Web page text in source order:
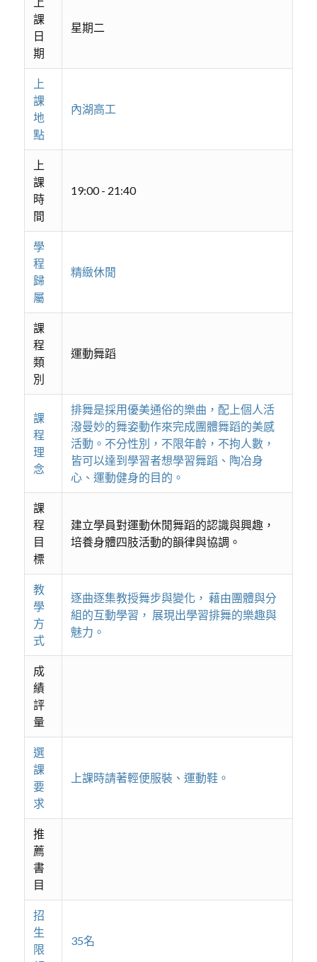
課
日
期
星期二
上
課
地
點
內湖高工
上
課
時
間
19:00 - 21:40
學
程
歸
屬
精緻休閒
課
程
類
別
運動舞蹈
課
程
理
念
排舞是採用優美通俗的樂曲，配上個人活
潑曼妙的舞姿動作來完成團體舞蹈的美感
活動。不分性別，不限年齡，不拘人數，
皆可以達到學習者想學習舞蹈、陶冶身
心、運動健身的目的。
課
程
目
標
建立學員對運動休閒舞蹈的認識與興趣，
培養身體四肢活動的韻律與協調。
教
學
方
式
逐曲逐集教授舞步與變化， 藉由團體與分
組的互動學習， 展現出學習排舞的樂趣與
魅力。
成
績
評
量
選
課
要
求
上課時請著輕便服裝、運動鞋。
推
薦
書
目
招
生
限
35名